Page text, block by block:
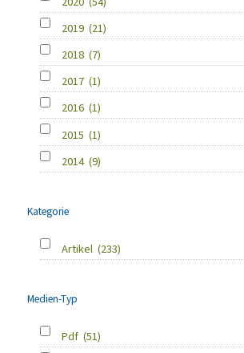
2019 (21)
2018 (7)
2017 (1)
2016 (1)
2015 (1)
2014 (9)
Kategorie
Artikel (233)
Medien-Typ
Pdf (51)